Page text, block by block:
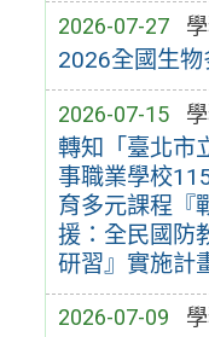
2026-07-27
2026全國生
2026-07-15
轉知「臺北市
事職業學校
育多元課程『
援：全民國防
研習』實施計
2026-07-09